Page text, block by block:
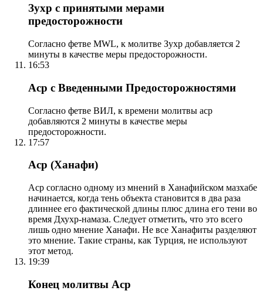
Зухр с принятыми мерами
предосторожности
Согласно фетве MWL, к молитве Зухр добавляется 2
минуты в качестве меры предосторожности.
16:53
Аср с Введенными Предосторожностями
Согласно фетве ВИЛ, к времени молитвы аср
добавляются 2 минуты в качестве меры
предосторожности.
17:57
Аср (Ханафи)
Аср согласно одному из мнений в Ханафийском мазхабе
начинается, когда тень объекта становится в два раза
длиннее его фактической длины плюс длина его тени во
время Дхухр-намаза. Следует отметить, что это всего
лишь одно мнение Ханафи. Не все Ханафиты разделяют
это мнение. Такие страны, как Турция, не используют
этот метод.
19:39
Конец молитвы Аср